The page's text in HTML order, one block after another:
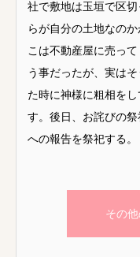
社で敷地は玉垣で区
らが自分の土地なの
こは不動産屋に売っ
う事だったが、実は
た時に神様に粗相を
す。後日、お詫びの
への報告を祭祀する。
その